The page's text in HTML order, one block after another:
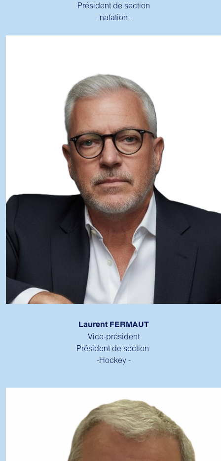
Président de section
- natation -
Laurent FERMAUT
Vice-président
Président de section
-Hockey -